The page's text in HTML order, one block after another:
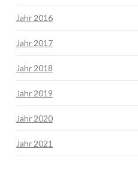
Jahr 2016
Jahr 2017
Jahr 2018
Jahr 2019
Jahr 2020
Jahr 2021